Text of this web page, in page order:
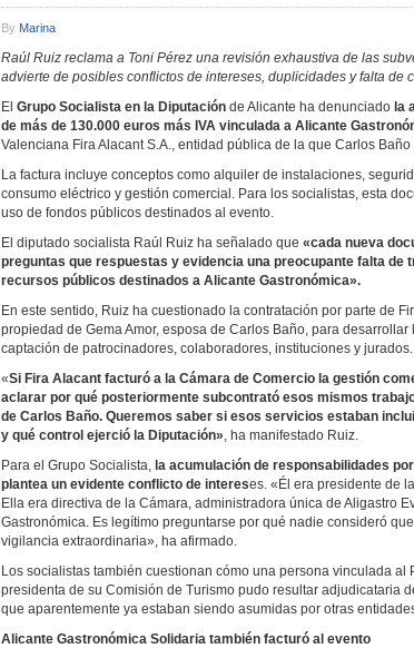
By Marina
Raúl Ruiz reclama a Toni Pérez una revisión exhaustiva de las
advierte de posibles conflictos de intereses, duplicidades y falta de
El Grupo Socialista en la Diputación de Alicante ha denunciado la
de más de 130.000 euros más IVA vinculada a Alicante
Valenciana Fira Alacant S.A., entidad pública de la que Carlos
La factura incluye conceptos como alquiler de instalaciones,
consumo eléctrico y gestión comercial. Para los socialistas, esta
uso de fondos públicos destinados al evento.
El diputado socialista Raúl Ruiz ha señalado que «cada nueva
preguntas que respuestas y evidencia una preocupante falta de
recursos públicos destinados a Alicante Gastronómica».
En este sentido, Ruiz ha cuestionado la contratación por parte de
propiedad de Gema Amor, esposa de Carlos Baño, para
captación de patrocinadores, colaboradores, instituciones y jurados.
«Si Fira Alacant facturó a la Cámara de Comercio la gestión
aclarar por qué posteriormente subcontrató esos mismos
de Carlos Baño. Queremos saber si esos servicios estaban
y qué control ejerció la Diputación», ha manifestado Ruiz.
Para el Grupo Socialista, la acumulación de responsabilidades
plantea un evidente conflicto de intereses. «Él era presidente de
Ella era directiva de la Cámara, administradora única de Aligastro
Gastronómica. Es legítimo preguntarse por qué nadie consideró
vigilancia extraordinaria», ha afirmado.
Los socialistas también cuestionan cómo una persona vinculada al
presidenta de su Comisión de Turismo pudo resultar adjudicataria
que aparentemente ya estaban siendo asumidas por otras
Alicante Gastronómica Solidaria también facturó al evento